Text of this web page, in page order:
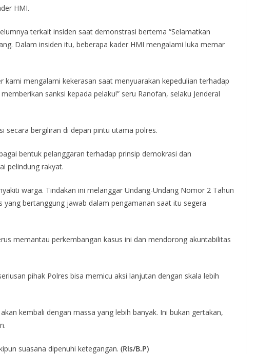
HMI.
terkait insiden saat demonstrasi bertema “Selamatkan
Dalam insiden itu, beberapa kader HMI mengalami luka memar
kami mengalami kekerasan saat menyuarakan kepedulian terhadap
sanksi kepada pelaku!” seru Ranofan, selaku Jenderal
secara bergiliran di depan pintu utama polres.
bentuk pelanggaran terhadap prinsip demokrasi dan
pelindung rakyat.
warga. Tindakan ini melanggar Undang-Undang Nomor 2 Tahun
yang bertanggung jawab dalam pengamanan saat itu segera
memantau perkembangan kasus ini dan mendorong akuntabilitas
pihak Polres bisa memicu aksi lanjutan dengan skala lebih
kembali dengan massa yang lebih banyak. Ini bukan gertakan,
suasana dipenuhi ketegangan. (Rls/B.P)